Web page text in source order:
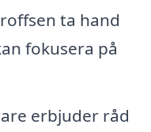
ta hand
fokusera på
erbjuder råd